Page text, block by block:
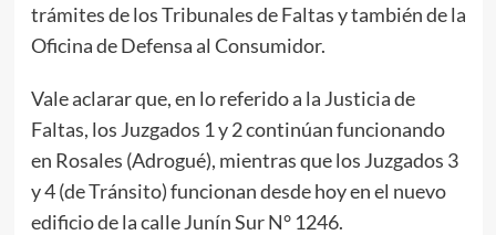
trámites de los Tribunales de Faltas y también de la
Oficina de Defensa al Consumidor.
Vale aclarar que, en lo referido a la Justicia de
Faltas, los Juzgados 1 y 2 continúan funcionando
en Rosales (Adrogué), mientras que los Juzgados 3
y 4 (de Tránsito) funcionan desde hoy en el nuevo
edificio de la calle Junín Sur N° 1246.